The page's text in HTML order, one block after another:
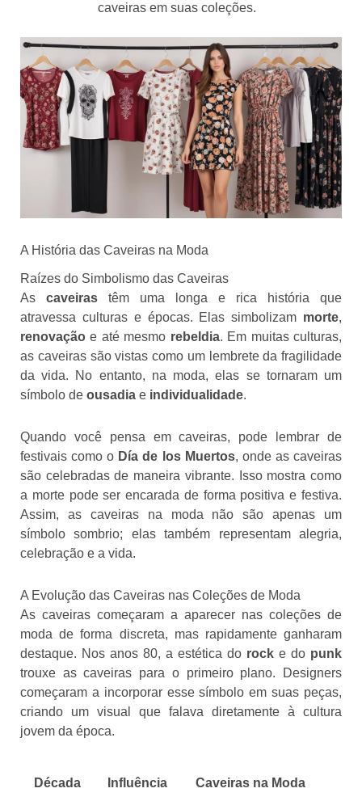
caveiras em suas coleções.
A História das Caveiras na Moda
Raízes do Simbolismo das Caveiras
As caveiras têm uma longa e rica história que
atravessa culturas e épocas. Elas simbolizam morte,
renovação e até mesmo rebeldia. Em muitas culturas,
as caveiras são vistas como um lembrete da fragilidade
da vida. No entanto, na moda, elas se tornaram um
símbolo de ousadia e individualidade.
Quando você pensa em caveiras, pode lembrar de
festivais como o Día de los Muertos, onde as caveiras
são celebradas de maneira vibrante. Isso mostra como
a morte pode ser encarada de forma positiva e festiva.
Assim, as caveiras na moda não são apenas um
símbolo sombrio; elas também representam alegria,
celebração e a vida.
A Evolução das Caveiras nas Coleções de Moda
As caveiras começaram a aparecer nas coleções de
moda de forma discreta, mas rapidamente ganharam
destaque. Nos anos 80, a estética do rock e do punk
trouxe as caveiras para o primeiro plano. Designers
começaram a incorporar esse símbolo em suas peças,
criando um visual que falava diretamente à cultura
jovem da época.
Década Influência Caveiras na Moda